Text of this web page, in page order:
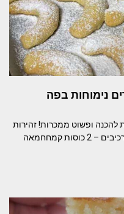
נימוחות בפה
להכנה ופשוט ממכרות! זהירות
ממכר😋עוגיות שקדים נימוחות בפה המרכיבים – 2 כוסות קמחחמאה